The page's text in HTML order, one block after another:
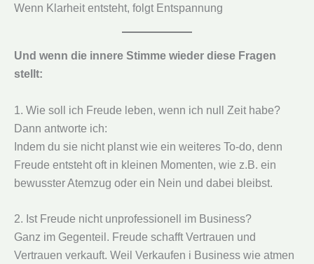
Wenn Klarheit entsteht, folgt Entspannung
Und wenn die innere Stimme wieder diese Fragen
stellt:
1. Wie soll ich Freude leben, wenn ich null Zeit habe?
Dann antworte ich:
Indem du sie nicht planst wie ein weiteres To-do, denn
Freude entsteht oft in kleinen Momenten, wie z.B. ein
bewusster Atemzug oder ein Nein und dabei bleibst.
2. Ist Freude nicht unprofessionell im Business?
Ganz im Gegenteil. Freude schafft Vertrauen und
Vertrauen verkauft. Weil Verkaufen i Business wie atmen